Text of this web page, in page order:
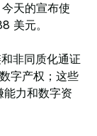
天的宣布使
美元。
非同质化通证
字产权；这些
力和数字资